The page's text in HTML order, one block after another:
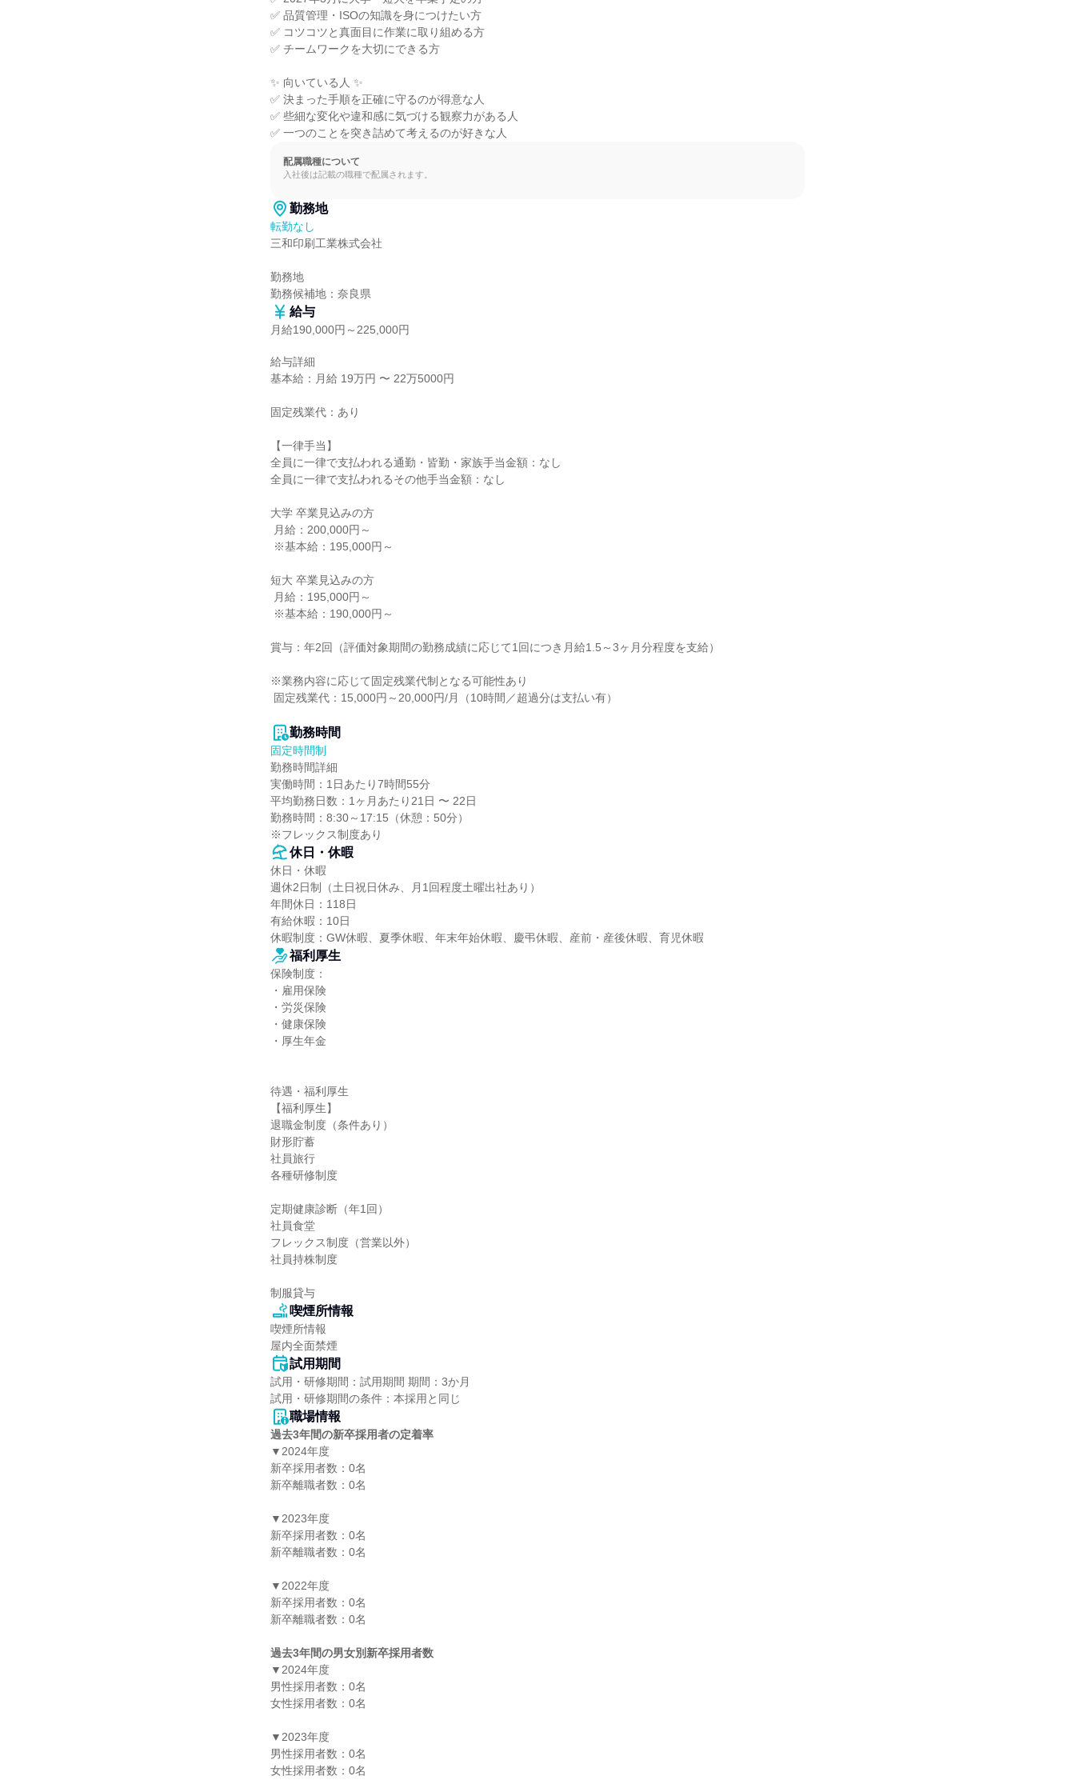
✅ 品質管理・ISOの知識を身につけたい方
✅ コツコツと真面目に作業に取り組める方
✅ チームワークを大切にできる方
✨ 向いている人 ✨
✅ 決まった手順を正確に守るのが得意な人
✅ 些細な変化や違和感に気づける観察力がある人
✅ 一つのことを突き詰めて考えるのが好きな人
配属職種について
入社後は記載の職種で配属されます。
勤務地
転勤なし
三和印刷工業株式会社
勤務地
勤務候補地：奈良県
給与
月給190,000円～225,000円
給与詳細
基本給：月給 19万円 〜 22万5000円
固定残業代：あり
【一律手当】
全員に一律で支払われる通勤・皆勤・家族手当金額：なし
全員に一律で支払われるその他手当金額：なし
大学 卒業見込みの方
短大 卒業見込みの方
賞与：年2回（評価対象期間の勤務成績に応じて1回につき月給1.5～3ヶ月分程度を支給）
※業務内容に応じて固定残業代制となる可能性あり
勤務時間
固定時間制
勤務時間詳細
実働時間：1日あたり7時間55分
平均勤務日数：1ヶ月あたり21日 〜 22日
勤務時間：8:30～17:15（休憩：50分）
※フレックス制度あり
休日・休暇
休日・休暇
週休2日制（土日祝日休み、月1回程度土曜出社あり）
年間休日：118日
有給休暇：10日
休暇制度：GW休暇、夏季休暇、年末年始休暇、慶弔休暇、産前・産後休暇、育児休暇
福利厚生
保険制度：
・雇用保険
・労災保険
・健康保険
・厚生年金
待遇・福利厚生
【福利厚生】
退職金制度（条件あり）
財形貯蓄
社員旅行
各種研修制度
定期健康診断（年1回）
社員食堂
フレックス制度（営業以外）
社員持株制度
制服貸与
喫煙所情報
喫煙所情報
屋内全面禁煙
試用期間
試用・研修期間：試用期間 期間：3か月
職場情報
過去3年間の新卒採用者の定着率
▼2024年度
新卒採用者数：0名
新卒離職者数：0名
▼2023年度
新卒採用者数：0名
新卒離職者数：0名
▼2022年度
新卒採用者数：0名
新卒離職者数：0名
過去3年間の男女別新卒採用者数
▼2024年度
男性採用者数：0名
女性採用者数：0名
▼2023年度
男性採用者数：0名
女性採用者数：0名